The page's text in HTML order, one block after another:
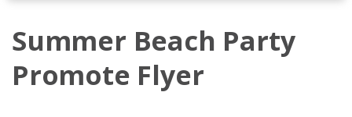
Summer Beach Party
Promote Flyer